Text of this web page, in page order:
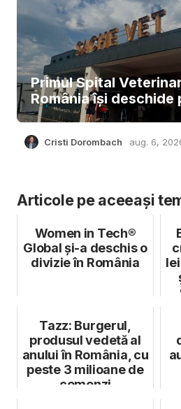
Primul Spital
România își deschide
Cristi Dorombach aug. 6,
Articole pe aceeași
Women in Tech®
Global și-a deschis o
divizie în România
Tazz: Burgerul,
produsul vedetă al
anului în România, cu
peste 3 milioane de
comenzi